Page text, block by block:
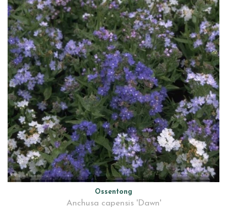
Ossentong
Anchusa capensis 'Dawn'